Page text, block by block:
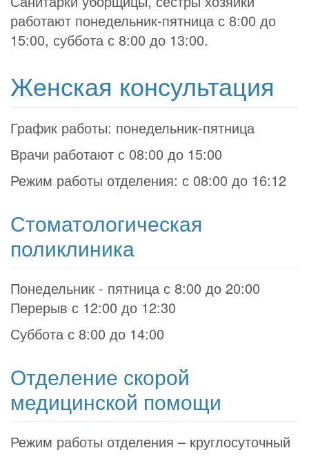
работают понедельник-пятница с 8:00 до
15:00, суббота с 8:00 до 13:00.
Женская консультация
График работы: понедельник-пятница
Врачи работают с 08:00 до 15:00
Режим работы отделения: с 08:00 до 16:12
Стоматологическая
поликлиника
Понедельник - пятница с 8:00 до 20:00
Перерыв с 12:00 до 12:30
Суббота с 8:00 до 14:00
Отделение скорой
медицинской помощи
Режим работы отделения – круглосуточный